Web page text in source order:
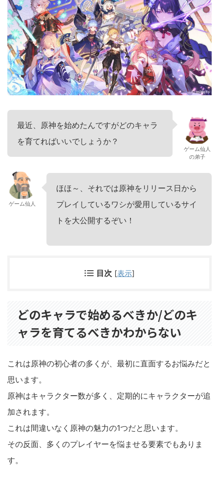
最近、原神を始めたんですがどのキャラ
を育てればいいでしょうか？
ゲーム仙人
の弟子
ゲーム仙人
ほほ～、それでは原神をリリース日から
プレイしているワシが愛用しているサイ
トを大公開するぞい！
目次 [表示]
どのキャラで始めるべきか/どのキ
ャラを育てるべきかわからない
これは原神の初心者の多くが、最初に直面するお悩みだと
思います。
原神はキャラクター数が多く、定期的にキャラクターが追
加されます。
これは間違いなく原神の魅力の1つだと思います。
その反面、多くのプレイヤーを悩ませる要素でもありま
す。